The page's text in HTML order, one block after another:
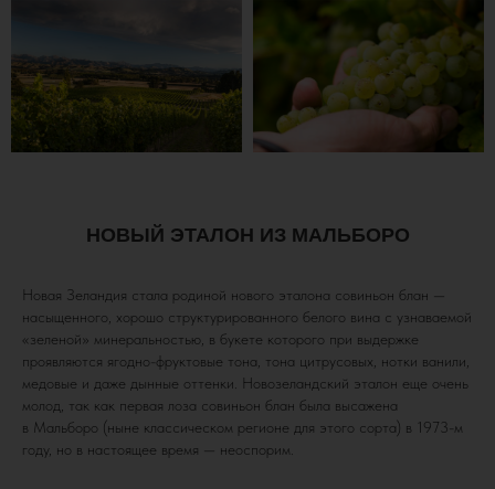
НОВЫЙ ЭТАЛОН ИЗ МАЛЬБОРО
Новая Зеландия стала родиной нового эталона совиньон блан —
насыщенного, хорошо структурированного белого вина с узнаваемой
«зеленой» минеральностью, в букете которого при выдержке
проявляются ягодно-фруктовые тона, тона цитрусовых, нотки ванили,
медовые и даже дынные оттенки. Новозеландский эталон еще очень
молод, так как первая лоза совиньон блан была высажена
в Мальборо (ныне классическом регионе для этого сорта) в 1973-м
году, но в настоящее время — неоспорим.